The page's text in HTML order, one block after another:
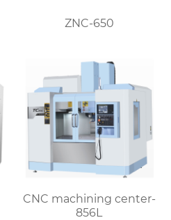
ZNC-650
CNC machining center-
856L